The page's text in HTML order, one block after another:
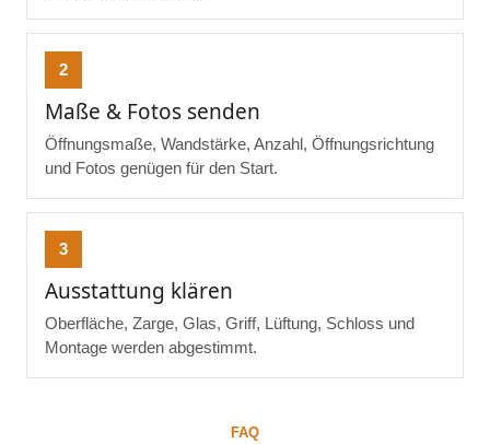
2
Maße & Fotos senden
Öffnungsmaße, Wandstärke, Anzahl, Öffnungsrichtung
und Fotos genügen für den Start.
3
Ausstattung klären
Oberfläche, Zarge, Glas, Griff, Lüftung, Schloss und
Montage werden abgestimmt.
FAQ